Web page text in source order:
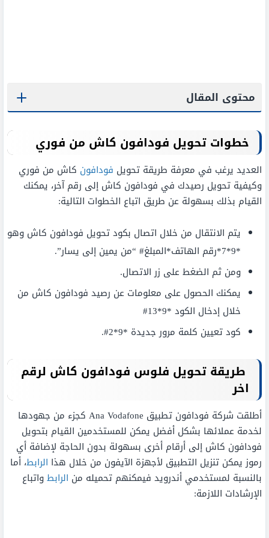
محتوى المقال
خطوات تحويل فودافون كاش من فوري
العديد يرغب في معرفة طريقة تحويل فودافون كاش من فوري
وكيفية تحويل رصيدك في فودافون كاش إلى رقم آخر، يمكنك
القيام بذلك بسهولة عن طريق اتباع الخطوات التالية:
يتم الانتقال من خلال اتصال بكود تحويل فودافون كاش وهو
*9*7*رقم الهاتف*المبلغ# “من يمين إلى يسار”.
ومن ثم الضغط على زر الاتصال.
يمكنك الحصول على معلومات عن رصيد فودافون كاش من
خلال إدخال الكود *9*13#
كود تعيين كلمة مرور جديدة *9*2#.
طريقة تحويل فلوس فودافون كاش لرقم
اخر
أطلقت شركة فودافون تطبيق Ana Vodafone كجزء من جهودها
لخدمة عملائها بشكل أفضل يمكن للمستخدمين القيام بتحويل
فودافون كاش إلى أرقام أخرى بسهولة بدون الحاجة لإضافة أي
رموز يمكن تنزيل التطبيق لأجهزة الآيفون من خلال هذا الرابط، أما
بالنسبة لمستخدمي أندرويد فيمكنهم تحميله من الرابطواتباع
الإرشادات اللازمة: